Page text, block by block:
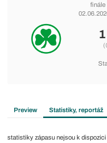
finále
1
Preview Statistiky, reportáž
statistiky zápasu nejsou k dispozici